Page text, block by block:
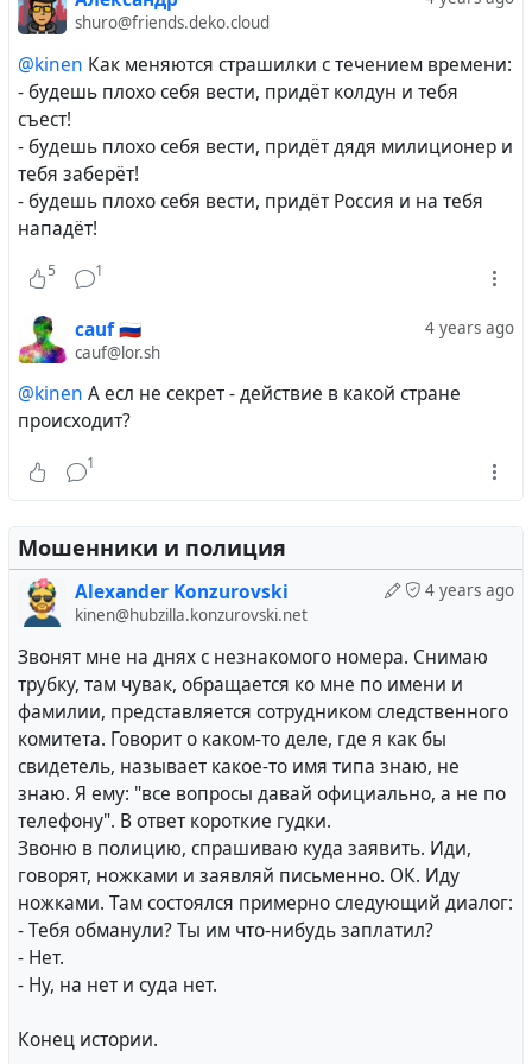
surname, and not just the surname", in my opinion,
seems completely consistent with the spirit of that
time.
In addition, as independent researchers noteafter
analyzing the preserved photo and video materials,
the astronauts' namesakes have similar not only
external facial features, but even a voice and some
characteristic facial features, which is especially
noticeable in the case of Yale Professor Judith Resnik.
Возможно, действительно, согласно законам жанра
Болливуда, афроамерниканский и гавайский
астронавты изначально имели братьев-близнецов,
в то время как у 4 из 5 белых астронавтов -
близнецов не оказалось, а нашлись полные тезки,
немного похожие на астронавтов. Но если
учитывать время и место событий, то
интерпретация этого соотношения близнецов и
полных тезок, как "расовой привилегии на
сохранение изначальных имени и фамилии, а не
только фамилии", на мой взгляд, кажется
полностью соответствующей духу того времени.
Кроме того, как отмечают независимые
исследователи
и видео материалов, у тезок астронавтов похожи
некоторые характерные мимические особенности,
shuro@friends.deko.cloud
@kinen Как меняются страшилки с течением времени:
- будешь плохо себя вести, придёт колдун и тебя
съест!
- будешь плохо себя вести, придёт дядя милиционер и
тебя заберёт!
- будешь плохо себя вести, придёт Россия и на тебя
нападёт!
5 1
4 years ago
cauf 🇷🇺
cauf@lor.sh
@kinen А есл не секрет - действие в какой стране
происходит?
1
Мошенники и полиция
4 years ago
Alexander Konzurovski
kinen@hubzilla.konzurovski.net
Звонят мне на днях с незнакомого номера. Снимаю
трубку, там чувак, обращается ко мне по имени и
фамилии, представляется сотрудником следственного
комитета. Говорит о каком-то деле, где я как бы
свидетель, называет какое-то имя типа знаю, не
знаю. Я ему: "все вопросы давай официально, а не по
телефону". В ответ короткие гудки.
Звоню в полицию, спрашиваю куда заявить. Иди,
говорят, ножками и заявляй письменно. ОК. Иду
ножками. Там состоялся примерно следующий диалог:
- Тебя обманули? Ты им что-нибудь заплатил?
- Нет.
- Ну, на нет и суда нет.
Конец истории.